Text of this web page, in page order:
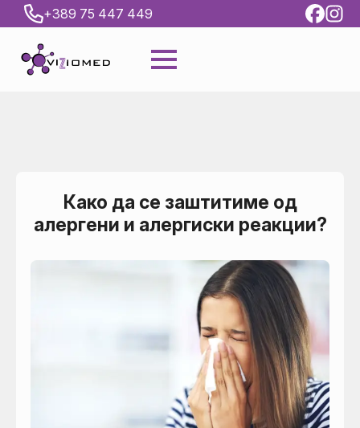
+389 75 447 449
Како да се заштитиме од
алергени и алергиски реакции?